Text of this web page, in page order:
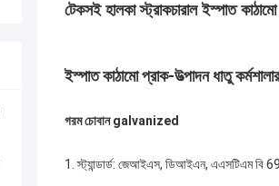
টেকসই হালকা স্ট্রাকচারাল ইস্পাত
ইস্পাত কাঠামো প্রাক-উত্পাদন ধাতু
গরম চোবান galvanized
1. স্ট্যান্ডার্ড: জেআইএস, ডিআইএন, এএসটিএম বি